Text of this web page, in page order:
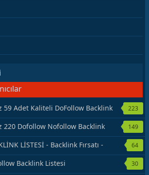
59 Adet Kaliteli DoFollow Backlink
223
220 Dofollow Nofollow Backlink
149
LİSTESİ - Backlink Fırsatı -
64
Backlink Listesi 30